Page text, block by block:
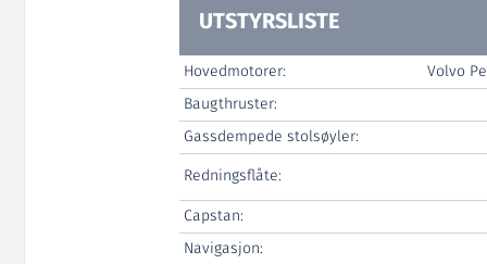
UTSTYRSLISTE
Hovedmotorer:
Volvo
Baugthruster:
Gassdempede stolsøyler:
Redningsflåte:
Capstan:
Navigasjon: